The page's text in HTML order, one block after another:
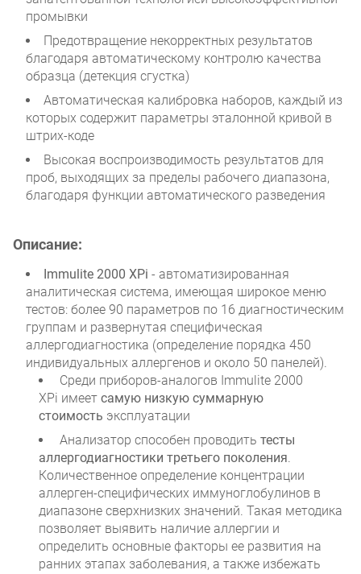
промывки
Предотвращение некорректных результатов
благодаря автоматическому контролю качества
образца (детекция сгустка)
Автоматическая калибровка наборов, каждый из
которых содержит параметры эталонной кривой в
штрих-коде
Высокая воспроизводимость результатов для
проб, выходящих за пределы рабочего диапазона,
благодаря функции автоматического разведения
Описание:
Immulite 2000 XPi - автоматизированная
аналитическая система, имеющая широкое меню
тестов: более 90 параметров по 16 диагностическим
группам и развернутая специфическая
аллергодиагностика (определение порядка 450
индивидуальных аллергенов и около 50 панелей).
Среди приборов-аналогов Immulite 2000
XPi имеет самую низкую суммарную
стоимость эксплуатации
Анализатор способен проводить тесты
аллергодиагностики третьего поколения
Количественное определение концентрации
аллерген-специфических иммуноглобулинов в
диапазоне сверхнизких значений. Такая методика
позволяет выявить наличие аллергии и
определить основные факторы ее развития на
ранних этапах заболевания, а также избежать